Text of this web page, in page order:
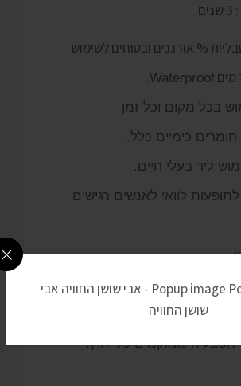
% אורגנים ובטוחים לשימוש
מים Waterproof.
בכל מקום וכל זמן
חומרים כימיים כלל.
ליד בעלי חיים.
לתופעות לוואי לאנשים רגישים
והתאמה לגודל היד.
והכנסתה אל תוך הכיס
הטבליה ממוקמים כלי חוץ.